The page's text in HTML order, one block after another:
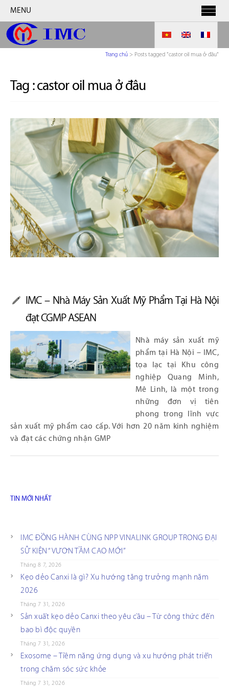
MENU
Trang chủ > Posts tagged "castor oil mua ở đâu"
Tag :castor oil mua ở đâu
IMC – Nhà Máy Sản Xuất Mỹ Phẩm Tại Hà Nội
đạt CGMP ASEAN
Nhà máy sản xuất mỹ
phẩm tại Hà Nội – IMC,
tọa lạc tại Khu công
nghiệp Quang Minh,
Mê Linh, là một trong
những đơn vị tiên
phong trong lĩnh vực
sản xuất mỹ phẩm cao cấp. Với hơn 20 năm kinh nghiệm
và đạt các chứng nhận GMP
TIN MỚI NHẤT
IMC ĐỒNG HÀNH CÙNG NPP VINALINK GROUP TRONG ĐẠI
SỰ KIỆN “VƯƠN TẦM CAO MỚI”
Tháng 8 7, 2026
Kẹo dẻo Canxi là gì? Xu hướng tăng trưởng mạnh năm
2026
Tháng 7 31, 2026
Sản xuất kẹo dẻo Canxi theo yêu cầu – Từ công thức đến
bao bì độc quyền
Tháng 7 31, 2026
Exosome – Tiềm năng ứng dụng và xu hướng phát triển
trong chăm sóc sức khỏe
Tháng 7 31, 2026